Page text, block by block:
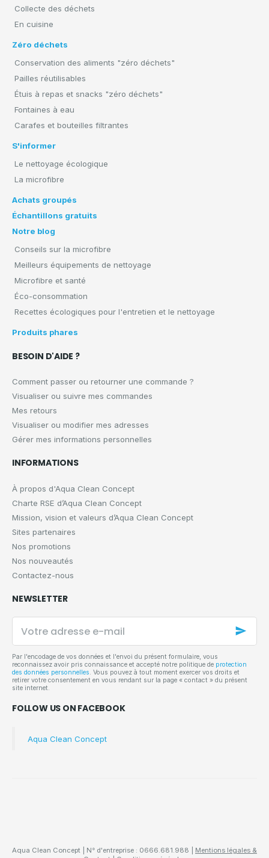
Collecte des déchets
En cuisine
Zéro déchets
Conservation des aliments "zéro déchets"
Pailles réutilisables
Étuis à repas et snacks "zéro déchets"
Fontaines à eau
Carafes et bouteilles filtrantes
S'informer
Le nettoyage écologique
La microfibre
Achats groupés
Échantillons gratuits
Notre blog
Conseils sur la microfibre
Meilleurs équipements de nettoyage
Microfibre et santé
Éco-consommation
Recettes écologiques pour l'entretien et le nettoyage
Produits phares
BESOIN D'AIDE ?
Comment passer ou retourner une commande ?
Visualiser ou suivre mes commandes
Mes retours
Visualiser ou modifier mes adresses
Gérer mes informations personnelles
INFORMATIONS
À propos d'Aqua Clean Concept
Charte RSE d’Aqua Clean Concept
Mission, vision et valeurs d’Aqua Clean Concept
Sites partenaires
Nos promotions
Nos nouveautés
Contactez-nous
NEWSLETTER
Votre
adresse
e-
mail
Par l'encodage de vos données et l'envoi du présent formulaire, vous
reconnaissez avoir pris connaissance et accepté notre politique de protection
des données personnelles. Vous pouvez à tout moment exercer vos droits et
retirer votre consentement en vous rendant sur la page « contact » du présent
site internet.
FOLLOW US ON FACEBOOK
Aqua Clean Concept
Aqua Clean Concept | N° d'entreprise : 0666.681.988 | Mentions légales &